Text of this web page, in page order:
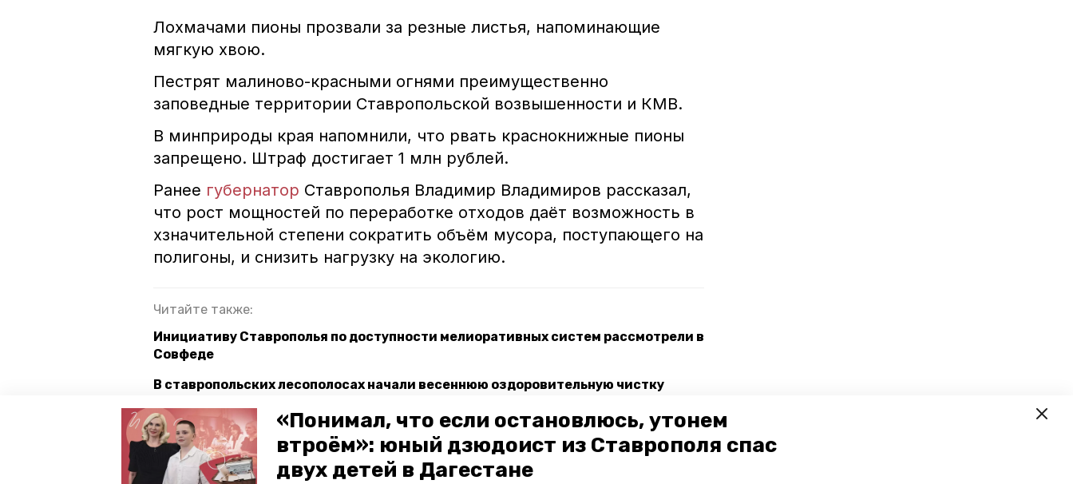
«Понимал, что если остановлюсь, утонем
втроём»: юный дзюдоист из Ставрополя спас
двух детей в Дагестане
Лохмачами пионы прозвали за резные листья, напоминающие
мягкую хвою.
Пестрят малиново-красными огнями преимущественно
заповедные территории Ставропольской возвышенности и КМВ.
В минприроды края напомнили, что рвать краснокнижные пионы
запрещено. Штраф достигает 1 млн рублей.
Ранее губернатор Ставрополья Владимир Владимиров рассказал,
что рост мощностей по переработке отходов даёт возможность в
хзначительной степени сократить объём мусора, поступающего на
полигоны, и снизить нагрузку на экологию.
Читайте также:
Инициативу Ставрополья по доступности мелиоративных систем рассмотрели в
Совфеде
В ставропольских лесополосах начали весеннюю оздоровительную чистку
Более 4 тыс. саженцев высадили в Кисловодске участники экоакции
ставропольский край краснокнижные пионы штраф